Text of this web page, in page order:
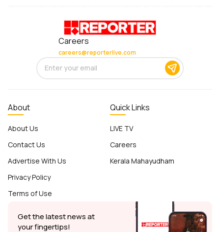
Careers
careers@reporterlive.com
About
About Us
Contact Us
Advertise With Us
Privacy Policy
Terms of Use
Quick Links
LIVE TV
Careers
Kerala Mahayudham
Get the latest news at
your fingertips!